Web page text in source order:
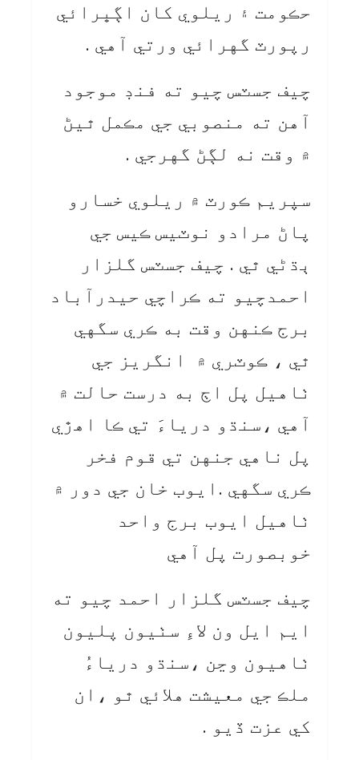
حڪومت ۽ ريلوي کان اڳڀرائي
رپورٽ گهرائي ورتي آهي .
چيف جسٽس چيو ته فنڊ موجود
آهن ته منصوبي جي مڪمل ٿيڻ
۾ وقت نه لڳڻ گهرجي .
سپريم ڪورٽ ۾ ريلوي خسارو
پاڻ مرادو نوٽيس ڪيس جي
ٻڌڻي ٿي . چيف جسٽس گلزار
احمدچيو ته ڪراچي حيدرآباد
برج ڪنهن وقت به ڪري سگهي
ٿي ، ڪوٽري ۾ انگريز جي
ٺاهيل پل اڄ به درست حالت ۾
آهي ،سنڌو درياءَ تي ڪا اهڙي
پل ناهي جنهن تي قوم فخر
ڪري سگهي .ايوب خان جي دور ۾
ٺاهيل ايوب برج واحد
خوبصورت پل آهي
چيف جسٽس گلزار احمد چيو ته
ايم ايل ون لاءِ سٺيون پليون
ٺاهيون وڃن ،سنڌو درياءُ
ملڪ جي معيشت هلائي ٿو ،ان
کي عزت ڏيو .